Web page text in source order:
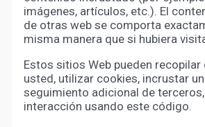
imágenes, artículos, etc.). El
de otras web se comporta
misma manera que si hubiera
Estos sitios Web pueden
usted, utilizar cookies, incrustar
seguimiento adicional de
interacción usando este código.